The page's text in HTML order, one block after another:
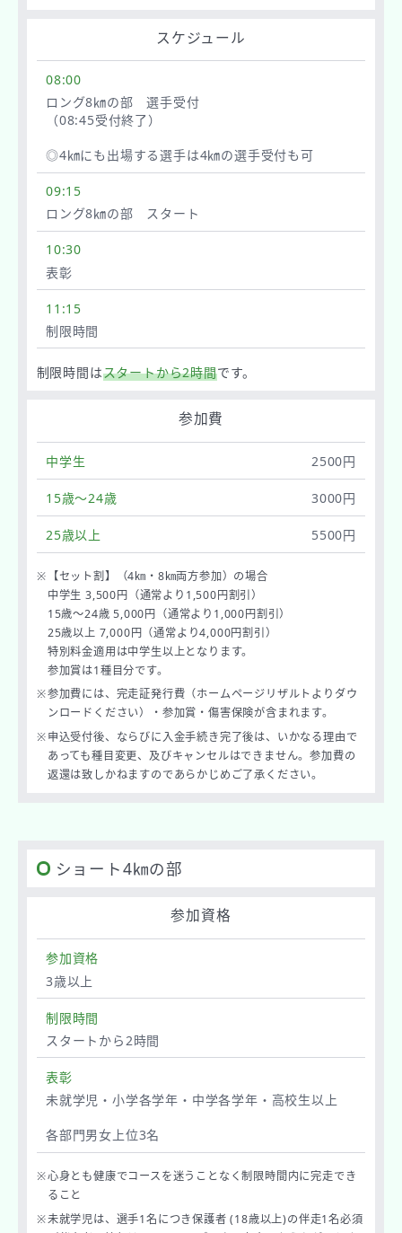
スケジュール
08:00
ロング8㎞の部 選手受付
（08:45受付終了）
◎4㎞にも出場する選手は4㎞の選手受付も可
09:15
ロング8㎞の部 スタート
10:30
表彰
11:15
制限時間
制限時間はスタートから2時間です。
参加費
中学生 2500円
15歳～24歳 3000円
25歳以上 5500円
※
【セット割】（4㎞・8㎞両方参加）の場合
中学生 3,500円（通常より1,500円割引）
15歳～24歳 5,000円（通常より1,000円割引）
25歳以上 7,000円（通常より4,000円割引）
特別料金適用は中学生以上となります。
参加賞は1種目分です。
※参加費には、完走証発行費（ホームページリザルトよりダウ
ンロードください）・参加賞・傷害保険が含まれます。
※申込受付後、ならびに入金手続き完了後は、いかなる理由で
あっても種目変更、及びキャンセルはできません。参加費の
返還は致しかねますのであらかじめご了承ください。
ショート4㎞の部
参加資格
参加資格
3歳以上
制限時間
スタートから2時間
表彰
未就学児・小学各学年・中学各学年・高校生以上
各部門男女上位3名
※心身とも健康でコースを迷うことなく制限時間内に完走でき
ること
※未就学児は、選手1名につき保護者 (18歳以上)の伴⾛1名必須